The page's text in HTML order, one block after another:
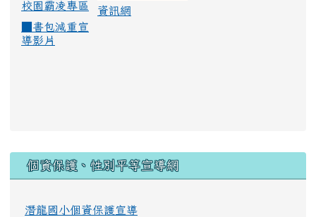
校園霸凌專區
資訊網
書包減重宣
導影片
個資保護、性別平等宣導網
潛龍國小個資保護宣導